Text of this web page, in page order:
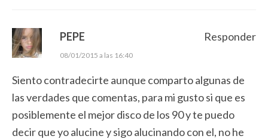
PEPE
08/01/2015 a las 16:40
Siento contradecirte aunque comparto algunas de
las verdades que comentas, para mi gusto si que es
posiblemente el mejor disco de los 90 y te puedo
decir que yo alucine y sigo alucinando con el, no he
Responder